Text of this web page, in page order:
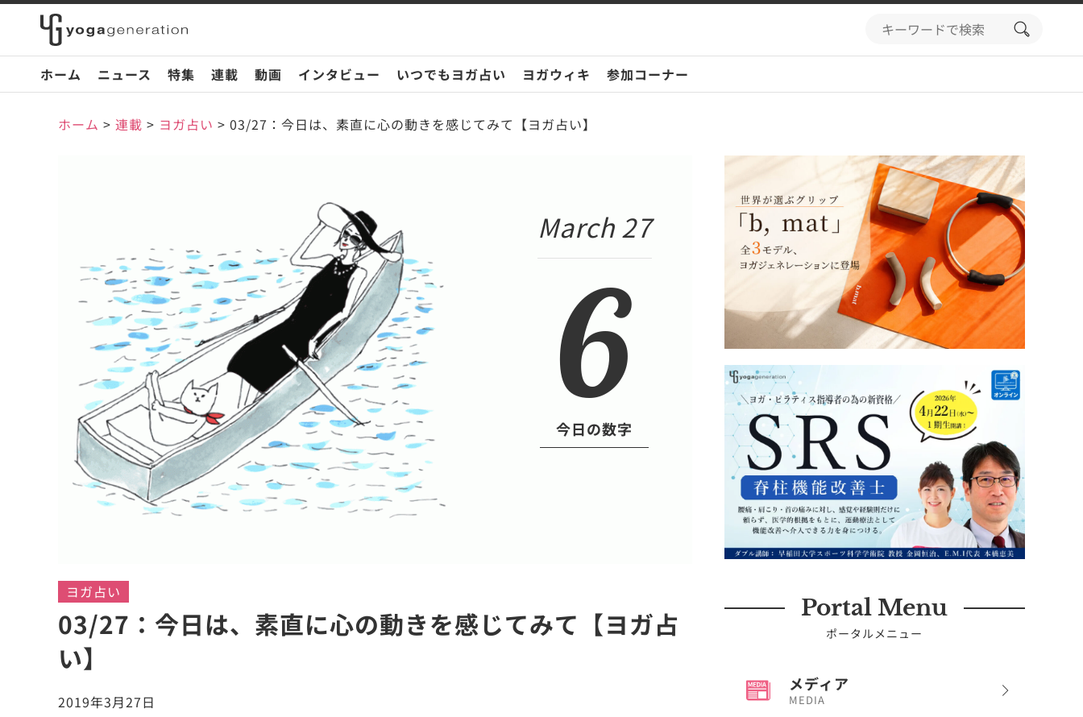
search
ホーム
ニュース 特集 連載 動画 インタビュー いつでもヨガ占い ヨガウィキ 参加コーナー
ホーム > 連載 > ヨガ占い > 03/27：今日は、素直に心の動きを感じてみて【ヨガ占い】
March 27
6
今日の数字
ヨガ占い
03/27：今日は、素直に心の動きを感じてみて【ヨガ占
い】
2019年3月27日
Portal Menu
ポータルメニュー
メディア
MEDIA